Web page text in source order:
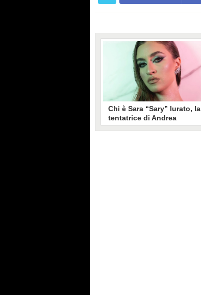
Chi è Sara “Sary” Iurato, la
tentatrice di Andrea
Petraroli a Temptation